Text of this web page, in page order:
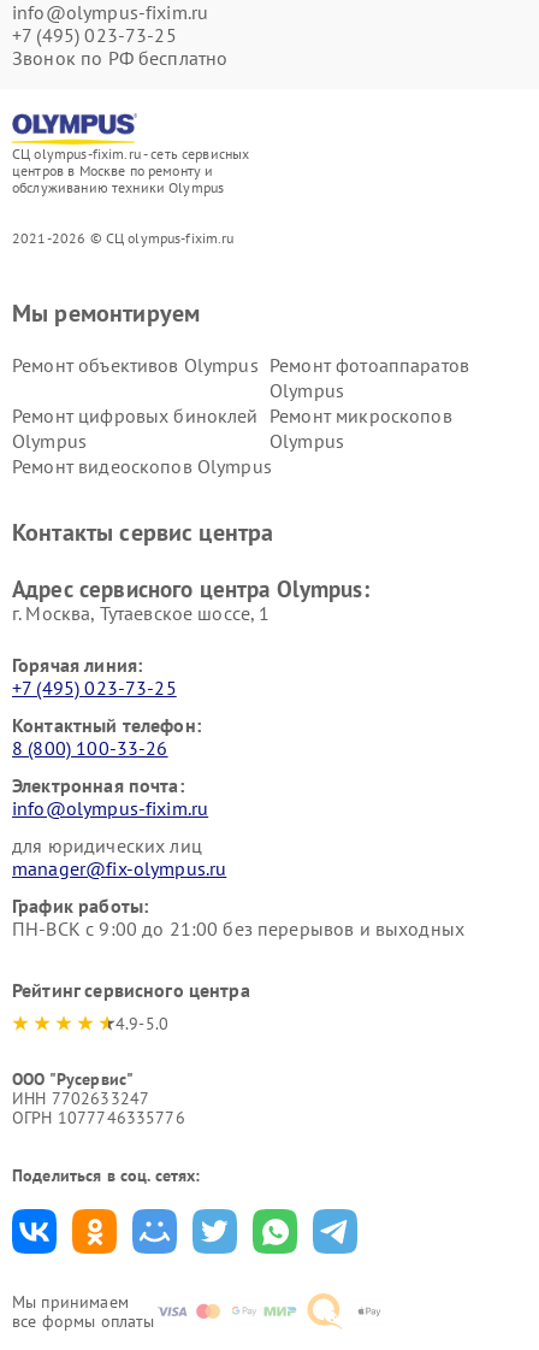
info@olympus-fixim.ru
+7 (495) 023-73-25
Звонок по РФ бесплатно
СЦ olympus-fixim.ru - сеть сервисных
центров в Москве по ремонту и
обслуживанию техники Olympus
2021-2026 © СЦ olympus-fixim.ru
Мы принимаем
все формы оплаты
Мы ремонтируем
Ремонт объективов Olympus Ремонт фотоаппаратов
Olympus
Ремонт цифровых биноклей
Olympus
Ремонт микроскопов
Olympus
Ремонт видеоскопов Olympus
Контакты сервис центра
Адрес сервисного центра Olympus:
г. Москва, Тутаевское шоссе, 1
Горячая линия:
+7 (495) 023-73-25
Контактный телефон:
8 (800) 100-33-26
Электронная почта:
info@olympus-fixim.ru
для юридических лиц
manager@fix-olympus.ru
График работы:
ПН-ВСК с 9:00 до 21:00 без перерывов и выходных
Рейтинг сервисного центра
4.9-5.0
ООО "Русервис"
ИНН 7702633247
ОГРН 1077746335776
Поделиться в соц. сетях: